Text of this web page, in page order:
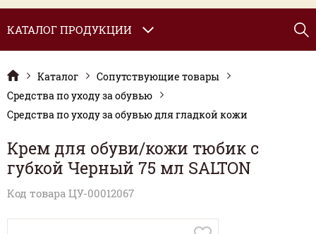
КАТАЛОГ ПРОДУКЦИИ
Каталог
Сопутствующие товары
Средства по уходу за обувью
Средства по уходу за обувью для гладкой кожи
Крем для обуви/кожи тюбик с
губкой Черный 75 мл SALTON
Код товара ЦУ-00012067